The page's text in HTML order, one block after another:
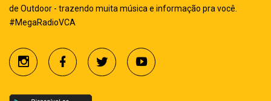
de Outdoor - trazendo muita música e informação pra você.
#MegaRadioVCA